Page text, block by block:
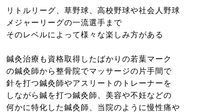
該当施術一覧
ニュース
リトルリーグ、草野球、高校野球や社会人野球
メジャーリーグの一流選手まで
そのレベルによって様々な楽しみ方がある
鍼灸治療も資格取得したばかりの若葉マーク
の鍼灸師から整骨院でマッサージの片手間で
針を打つ鍼灸師やアスリートのトレーナーを
しながら鍼を打つ鍼灸師、美容や不妊などの
何かに特化した鍼灸師、当院のように慢性痛や